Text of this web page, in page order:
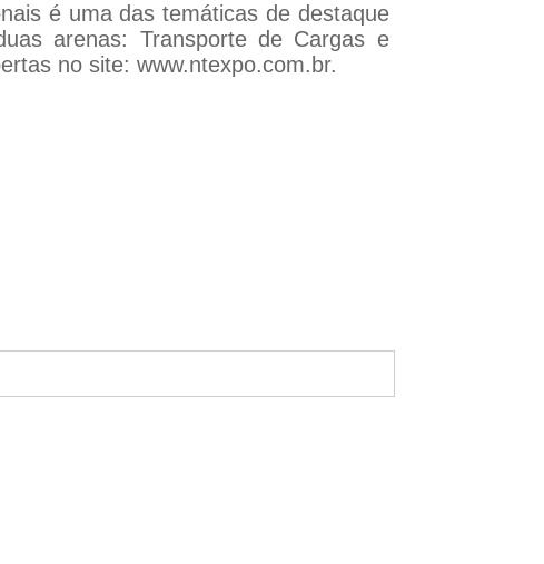
é uma das temáticas de destaque
arenas: Transporte de Cargas e
no site: www.ntexpo.com.br.